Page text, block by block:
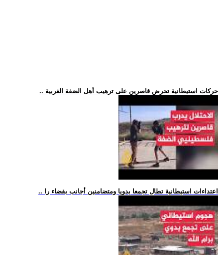
.. حركات استيطانية تحرض قاصرين على ترهيب أهل الضفة الغربية
.. اعتداءات استيطانية تطال تجمعا بدويا ومتضامنين أجانب بقضاء را